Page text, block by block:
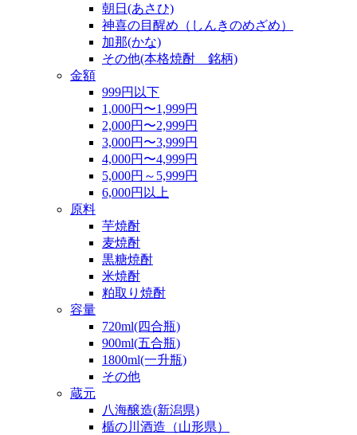
朝日(あさひ)
神喜の目醒め（しんきのめざめ）
加那(かな)
その他(本格焼酎 銘柄)
金額
999円以下
1,000円〜1,999円
2,000円〜2,999円
3,000円〜3,999円
4,000円〜4,999円
5,000円～5,999円
6,000円以上
原料
芋焼酎
麦焼酎
黒糖焼酎
米焼酎
粕取り焼酎
容量
720ml(四合瓶)
900ml(五合瓶)
1800ml(一升瓶)
その他
蔵元
八海醸造(新潟県)
楯の川酒造（山形県）